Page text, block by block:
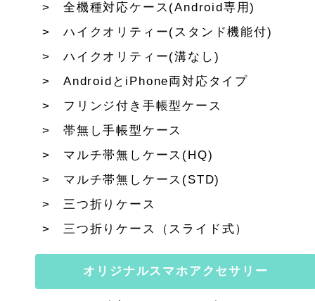
全機種対応ケース(Android専用)
ハイクオリティー(スタンド機能付)
ハイクオリティー(溝なし)
AndroidとiPhone両対応タイプ
フリンジ付き手帳型ケース
帯無し手帳型ケース
マルチ帯無しケース(HQ)
マルチ帯無しケース(STD)
三つ折りケース
三つ折りケース（スライド式）
オリジナルスマホアクセサリー